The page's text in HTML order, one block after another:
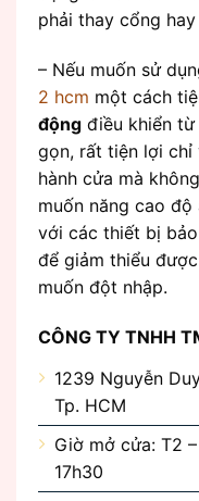
phải thay cổng
– Nếu muốn sử
2 hcm một cách
động điều khiển
gọn, rất tiện lợi
hành cửa mà
muốn năng cao
với các thiết bị
để giảm thiểu
muốn đột nhập.
CÔNG TY TNHH
1239 Nguyễn
Tp. HCM
Giờ mở cửa: T2
17h30